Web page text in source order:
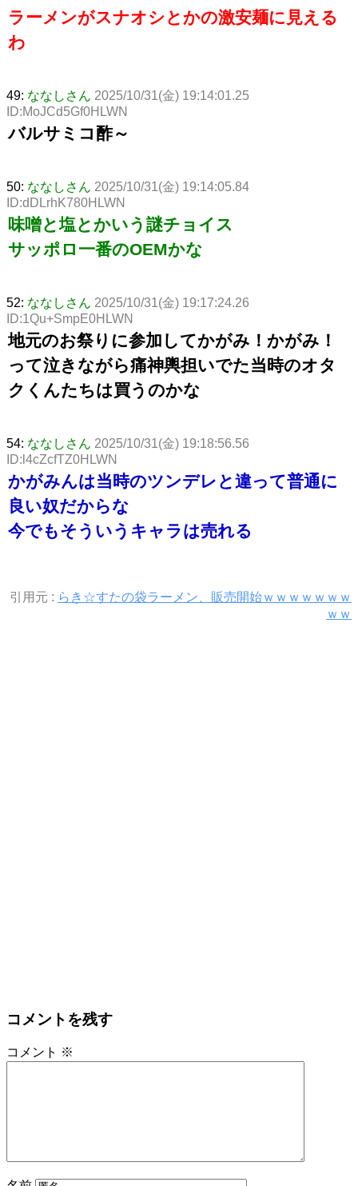
ラーメンがスナオシとかの激安麺に見える
わ
49: ななしさん 2025/10/31(金) 19:14:01.25
ID:MoJCd5Gf0HLWN
バルサミコ酢～
50: ななしさん 2025/10/31(金) 19:14:05.84
ID:dDLrhK780HLWN
味噌と塩とかいう謎チョイス
サッポロ一番のOEMかな
52: ななしさん 2025/10/31(金) 19:17:24.26
ID:1Qu+SmpE0HLWN
地元のお祭りに参加してかがみ！かがみ！
って泣きながら痛神輿担いでた当時のオタ
クくんたちは買うのかな
54: ななしさん 2025/10/31(金) 19:18:56.56
ID:l4cZcfTZ0HLWN
かがみんは当時のツンデレと違って普通に
良い奴だからな
今でもそういうキャラは売れる
引用元 : らき☆すたの袋ラーメン、販売開始ｗｗｗｗｗｗｗ
ｗｗ
コメントを残す
コメント ※